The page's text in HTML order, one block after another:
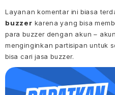
Layanan komentar ini biasa
buzzer karena yang bisa
para buzzer dengan akun –
menginginkan partisipan untuk
bisa cari jasa buzzer.